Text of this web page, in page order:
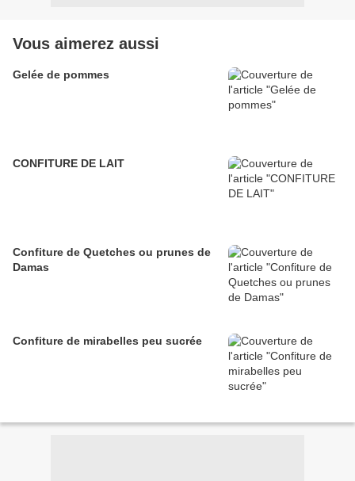
Vous aimerez aussi
Gelée de pommes
CONFITURE DE LAIT
Confiture de Quetches ou prunes de
Damas
Confiture de mirabelles peu sucrée